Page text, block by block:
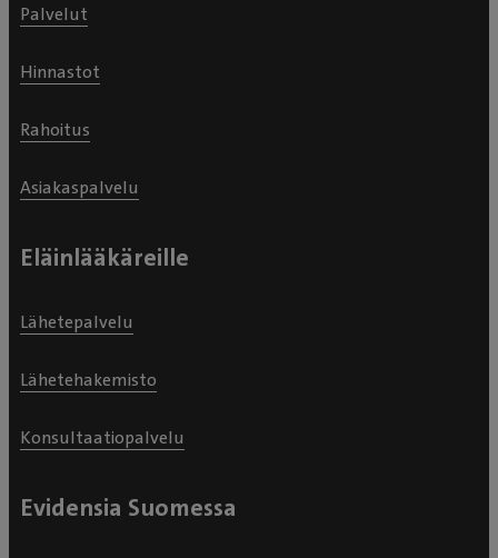
Palvelut
Hinnastot
Rahoitus
Asiakaspalvelu
Eläinlääkäreille
Lähetepalvelu
Lähetehakemisto
Konsultaatiopalvelu
Evidensia Suomessa